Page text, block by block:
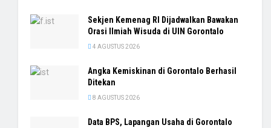
Sekjen Kemenag RI Dijadwalkan Bawakan
Orasi Ilmiah Wisuda di UIN Gorontalo
4 AGUSTUS 2026
Angka Kemiskinan di Gorontalo Berhasil
Ditekan
8 AGUSTUS 2026
Data BPS, Lapangan Usaha di Gorontalo